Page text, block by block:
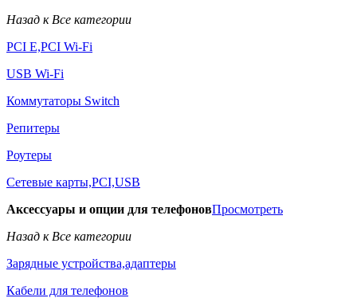
Назад к Все категории
PCI E,PCI Wi-Fi
USB Wi-Fi
Коммутаторы Switch
Репитеры
Роутеры
Сетевые карты,PCI,USB
Аксессуары и опции для телефоновПросмотреть
Назад к Все категории
Зарядные устройства,адаптеры
Кабели для телефонов